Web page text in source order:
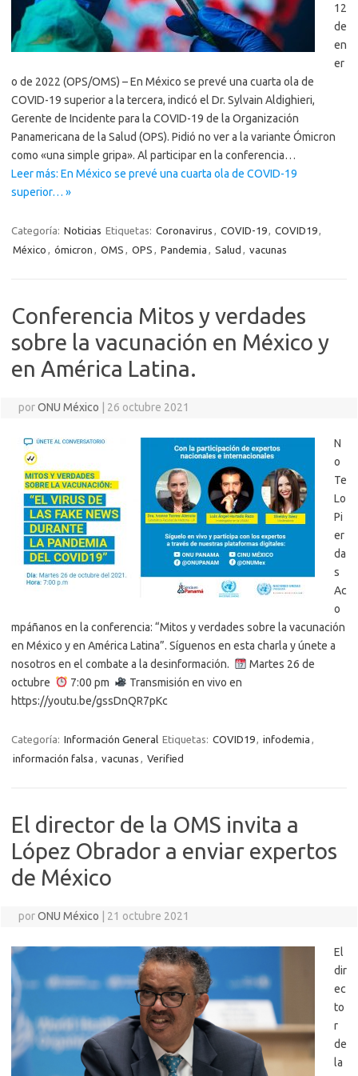
12
de
en
er
o de 2022 (OPS/OMS) – En México se prevé una cuarta ola de
COVID-19 superior a la tercera, indicó el Dr. Sylvain Aldighieri,
Gerente de Incidente para la COVID-19 de la Organización
Panamericana de la Salud (OPS). Pidió no ver a la variante Ómicron
como «una simple gripa». Al participar en la conferencia…
Leer más: En México se prevé una cuarta ola de COVID-19
superior… »
Categoría: Noticias Etiquetas: Coronavirus , COVID-19, COVID19,
México , ómicron , OMS , OPS , Pandemia , Salud , vacunas
Conferencia Mitos y verdades
sobre la vacunación en México y
en América Latina.
porONU México 26 octubre 2021
N
o
Te
Lo
Pi
er
da
s
Ac
o
mpáñanos en la conferencia: “Mitos y verdades sobre la vacunación
en México y en América Latina”. Síguenos en esta charla y únete a
nosotros en el combate a la desinformación.
Martes 26 de
octubre
7:00 pm
Transmisión en vivo en
https://youtu.be/gssDnQR7pKc
Categoría: Información General Etiquetas: COVID19, infodemia ,
información falsa , vacunas , Verified
El director de la OMS invita a
López Obrador a enviar expertos
de México
porONU México 21 octubre 2021
El
dir
ec
to
r
de
la